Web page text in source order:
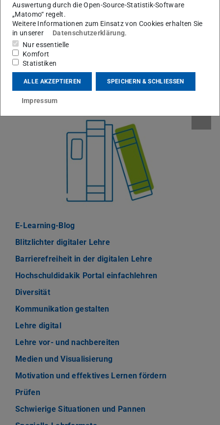
Rechtsfragen in der digitalen Lehre
Rechtsfragen zum Datenschutz in der Evaluation
Handreichung zum Service Learning (HDA 2014)
Infoportale und
Wissenssammlungen
E-Learning-Blog
Blitzlichter digitaler Lehre
Barrierefreiheit in der digitalen Lehre
Hochschuldidakik Portal einfachlehren
Diversität
Kommunikation gestalten
Lehre digital
Lehre vor- und nachbereiten
Medien und Visualisierung
Motivation und effektives Lernen fördern
Prüfen
Schwierige Situationen und Pannen
Auswertung durch die Open-Source-Statistik-Software
„Matomo“ regelt.
Weitere Informationen zum Einsatz von Cookies erhalten Sie
in unserer
Datenschutzerklärung.
Nur essentielle
Komfort
Statistiken
ALLE AKZEPTIEREN SPEICHERN & SCHLIESSEN
Impressum